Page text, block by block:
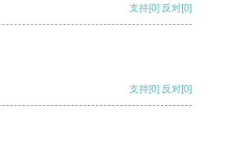
支持[0] 反对[0]
支持[0] 反对[0]